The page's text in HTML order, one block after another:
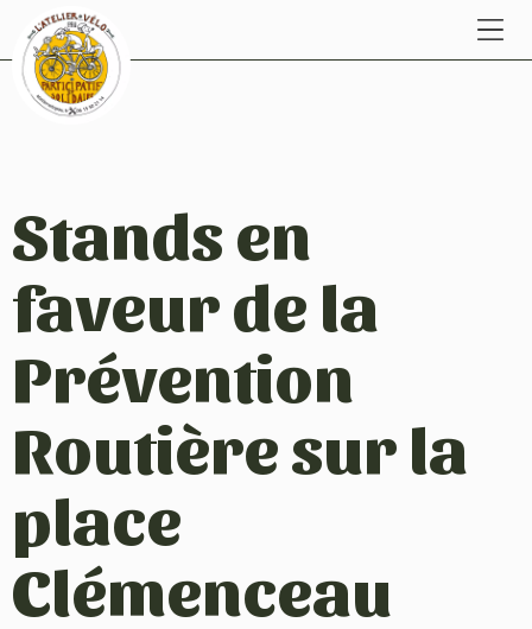
Stands en
faveur de la
Prévention
Routière sur la
place
Clémenceau